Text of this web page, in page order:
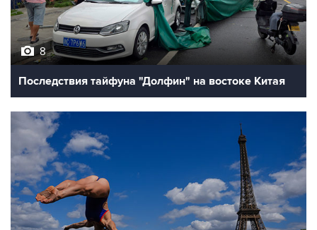
8
Последствия тайфуна "Долфин" на востоке Китая